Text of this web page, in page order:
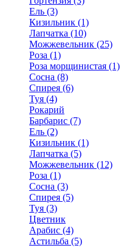
Ель (3)
Кизильник (1)
Лапчатка (10)
Можжевельник (25)
Роза (1)
Роза морщинистая (1)
Сосна (8)
Спирея (6)
Туя (4)
Рокарий
Барбарис (7)
Ель (2)
Кизильник (1)
Лапчатка (5)
Можжевельник (12)
Роза (1)
Сосна (3)
Спирея (5)
Туя (3)
Цветник
Арабис (4)
Астильба (5)